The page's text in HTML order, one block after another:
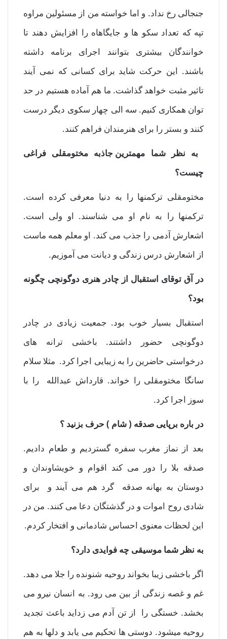
جنجالی رخ نداد. و اما خواسته من از مسئولین مراوه
تپه که تعداد سکو ها و جایگاهاه را افزایش دهند تا
خوانندگان بیشتری بتوانند اجرای برنامه داشته
باشند. این حرکت شاید برای کسانی که نمی آیند
تاثیر مثبت خواهد گذاشت. ما هم آماده هستیم در حد
توان همکاری کنیم. سه الی چهار سکوی دیگر درست
کنند و بستر را برای هنرمندان فراهم کنند.
به نظر شما مهمترین جاذبه مختومقلی فراغی
چیست؟
مختومقلی ترکمنها را به دنیا معرفی کرده است.
ترکمنها را به نام او می شناسند. او ولی است.
اشعارش آدمی را جذب می کند. او معلم همه ماست
از اشعارش درس زندگی و دیانت می آموزیم.
در آق توقای استقبال از چادر هنری دوگونچی چگونه
بود؟
استقبال بسیار خوب بود. جمعیت زیادی در چادر
دوگونچی حضور داشتند. باخشی ترانه های
درخواستی حاضرین را به زیبایی اجرا کرد. مثلا سلام
سانگا مختومقلی را خواند. قارداش عبدالله را با
سوز اجرا کرد.
در باره برپایی صدقه ( شام ) حرف بزنید ؟
بعد از نماز مغرب سفره گستردیم و طعام دادیم.
صدقه بلا را دور می کند اقوام و خویشاوندان و
دوستان به بهانه صدقه گرد هم می آیند و برای
شادی روح اموات و در گذشتگان دعا می کنند. من در
این لحظات معنوی احساس شادمانی و افتخار کردم.
به نظر شما موسیقی چه فوایدی دارد؟
اگر باخشی زیبا بخواند روحیه شنونده را جلا می دهد.
غم و غصه زندگی از بین می رود. به انسان نیرو می
بخشد. خستگی را از تن آدم می زداید باعث تجدید
روحیه میشود. دوستی ها تحکیم می یابد و دلها به هم